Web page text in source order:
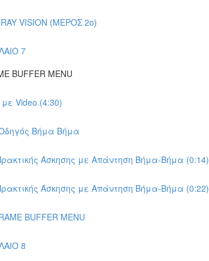
VISION (ΜΕΡΟΣ 2ο)
7
BUFFER MENU
Video (4:30)
Βήμα Βήμα
Άσκησης με Απάντηση Βήμα-Βήμα (0:14)
Άσκησης με Απάντηση Βήμα-Βήμα (0:22)
BUFFER MENU
8